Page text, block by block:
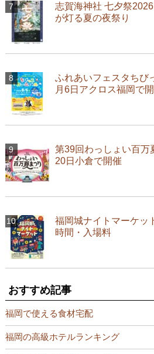
志賀海神社 七夕祭
が灯る夏の夜祭り
ふれあいフェスタちび
月6日アクロス福岡で
第39回わっしょい百万
20日小倉で開催
福岡城ナイトマーケッ
時間・入場料
おすすめ記事
福岡で使える食材宅配
福岡の高級ホテルランキング